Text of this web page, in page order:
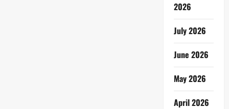
2026
July 2026
June 2026
May 2026
April 2026